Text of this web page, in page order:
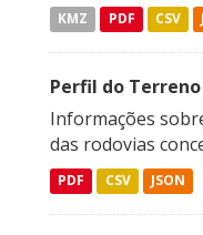
KMZ PDF CSV
Perfil do Terreno
Informações
das rodovias
PDF CSV JSON